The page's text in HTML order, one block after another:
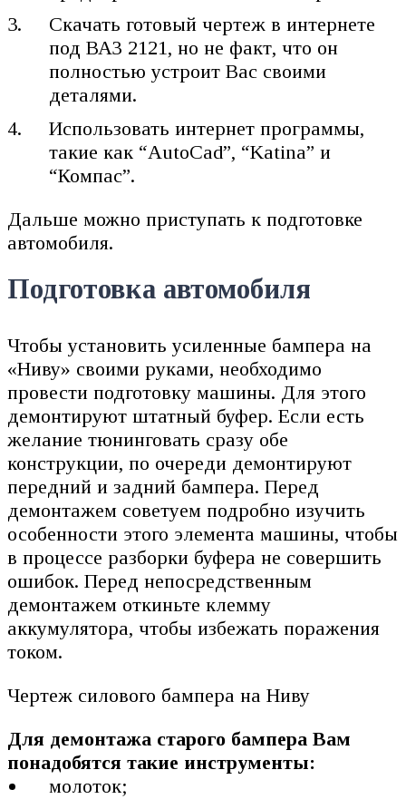
Скачать готовый чертеж в интернете
под ВАЗ 2121, но не факт, что он
полностью устроит Вас своими
деталями.
Использовать интернет программы,
такие как “AutoCad”, “Katina” и
“Компас”.
Дальше можно приступать к подготовке
автомобиля.
Подготовка автомобиля
Чтобы установить усиленные бампера на
«Ниву» своими руками, необходимо
провести подготовку машины. Для этого
демонтируют штатный буфер. Если есть
желание тюнинговать сразу обе
конструкции, по очереди демонтируют
передний и задний бампера. Перед
демонтажем советуем подробно изучить
особенности этого элемента машины, чтобы
в процессе разборки буфера не совершить
ошибок. Перед непосредственным
демонтажем откиньте клемму
аккумулятора, чтобы избежать поражения
током.
Чертеж силового бампера на Ниву
Для демонтажа старого бампера Вам
понадобятся такие инструменты:
молоток;